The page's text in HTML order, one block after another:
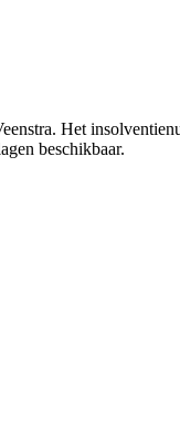
Het
beschikbaar.